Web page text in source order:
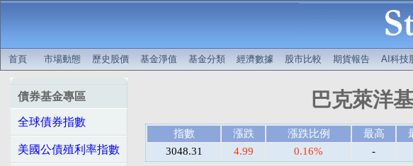
首頁 市場動態 歷史股價 基金淨值 基金分類 經濟數據 股市比較 期貨報告 AI科技
債券基金專區
全球債券指數
美國公債殖利率指數
巴克萊洋
指數 漲跌 漲跌比例 最高
3048.31
4.99 0.16% -